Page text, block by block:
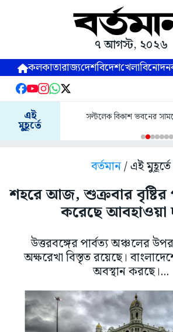
৭ আগস্ট, ২০২৬
কলকাতারাজ্যদেশবিদেশখেলাবিনোদন
এই
মুহূর্তে
সল্টলেক বিকাশ ভবনের
বর্তমান/ এই মুহূর্তে
শহরে আজ, শুক্রবার বৃষ্টির
করেছে আবহাওয়া
উত্তরবঙ্গের পার্বত্য অঞ্চলের
অক্ষরেখা বিস্তৃত রয়েছে।
অবস্থান করছে।...